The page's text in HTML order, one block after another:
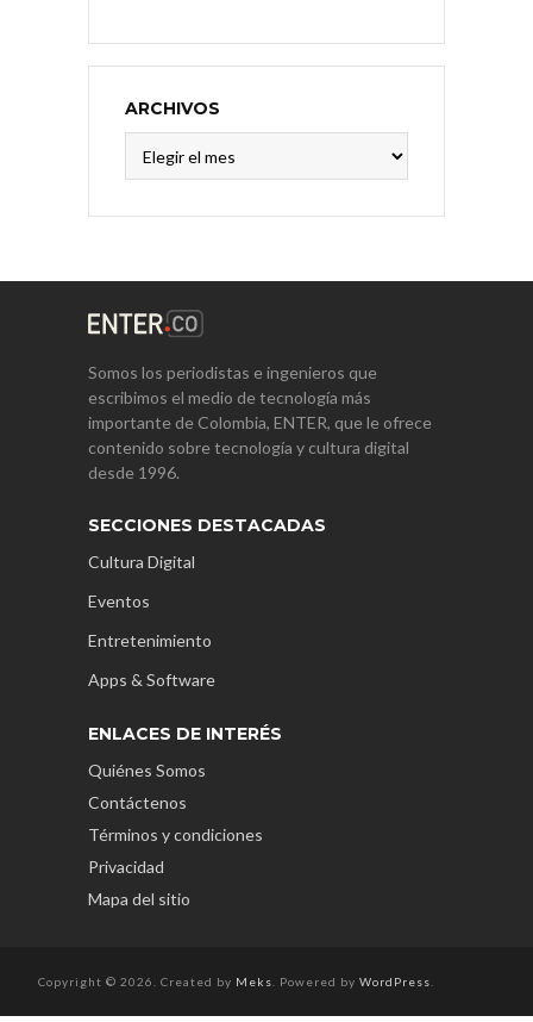
ARCHIVOS
Somos los periodistas e ingenieros que
escribimos el medio de tecnología más
importante de Colombia, ENTER, que le ofrece
contenido sobre tecnología y cultura digital
desde 1996.
SECCIONES DESTACADAS
Cultura Digital
Eventos
Entretenimiento
Apps & Software
ENLACES DE INTERÉS
Quiénes Somos
Contáctenos
Términos y condiciones
Privacidad
Mapa del sitio
Copyright © 2026. Created by Meks . Powered by WordPress